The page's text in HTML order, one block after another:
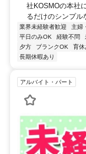
社KOSMOの本社
るだけのシンプル
業界未経験者歓迎 主婦
平日のみOK
経験不問
夕方
ブランクOK 育休
長期休暇あり
アルバイト・パート